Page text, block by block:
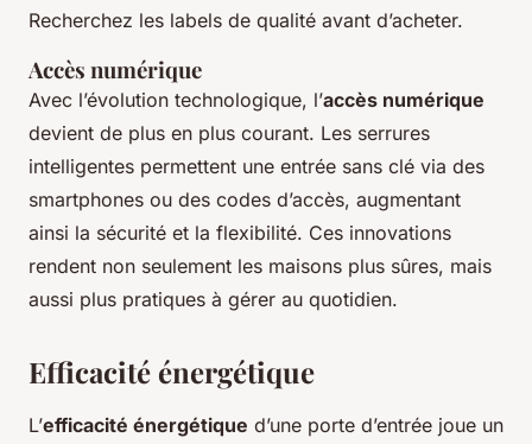
Recherchez les labels de qualité avant d’acheter.
Accès numérique
Avec l’évolution technologique, l’accès numérique
devient de plus en plus courant. Les serrures
intelligentes permettent une entrée sans clé via des
smartphones ou des codes d’accès, augmentant
ainsi la sécurité et la flexibilité. Ces innovations
rendent non seulement les maisons plus sûres, mais
aussi plus pratiques à gérer au quotidien.
Efficacité énergétique
L’efficacité énergétique d’une porte d’entrée joue un